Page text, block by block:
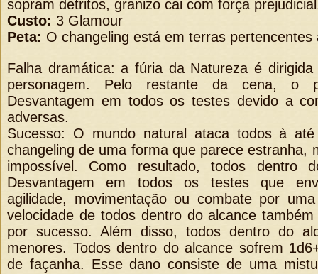
sopram detritos, granizo cai com força
Custo: 3 Glamour
Peta: O changeling está em terras
Falha dramática: a fúria da Natureza é dirigida
personagem. Pelo restante da cena, o
Desvantagem em todos os testes devido a
adversas.
Sucesso: O mundo natural ataca todos à
changeling de uma forma que parece estranha,
impossível. Como resultado, todos dentro
Desvantagem em todos os testes que
agilidade, movimentação ou combate por
velocidade de todos dentro do alcance
por sucesso. Além disso, todos dentro do
menores. Todos dentro do alcance sofrem
de façanha. Esse dano consiste de uma